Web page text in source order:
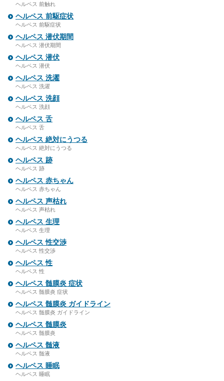
ヘルペス 前触れ
ヘルペス 前駆症状
ヘルペス 前駆症状
ヘルペス 潜伏期間
ヘルペス 潜伏期間
ヘルペス 潜伏
ヘルペス 潜伏
ヘルペス 洗濯
ヘルペス 洗濯
ヘルペス 洗顔
ヘルペス 洗顔
ヘルペス 舌
ヘルペス 舌
ヘルペス 絶対にうつる
ヘルペス 絶対にうつる
ヘルペス 跡
ヘルペス 跡
ヘルペス 赤ちゃん
ヘルペス 赤ちゃん
ヘルペス 声枯れ
ヘルペス 声枯れ
ヘルペス 生理
ヘルペス 生理
ヘルペス 性交渉
ヘルペス 性交渉
ヘルペス 性
ヘルペス 性
ヘルペス 髄膜炎 症状
ヘルペス 髄膜炎 症状
ヘルペス 髄膜炎 ガイドライン
ヘルペス 髄膜炎 ガイドライン
ヘルペス 髄膜炎
ヘルペス 髄膜炎
ヘルペス 髄液
ヘルペス 髄液
ヘルペス 睡眠
ヘルペス 睡眠